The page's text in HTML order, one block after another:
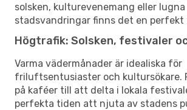
solsken, kulturevenemang eller lugna
stadsvandringar finns det en perfekt
Högtrafik: Solsken, festivaler
Varma vädermånader är idealiska för
friluftsentusiaster och kultursökare.
på kaféer till att delta i lokala
perfekta tiden att njuta av stadens